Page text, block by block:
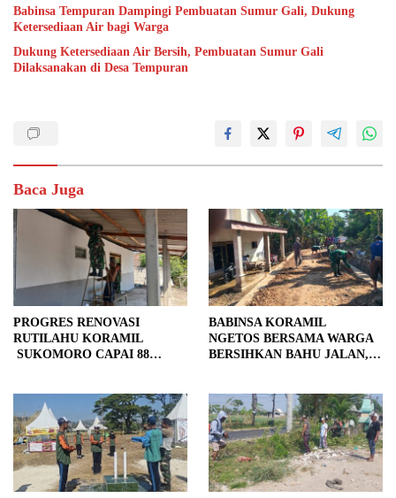
Babinsa Tempuran Dampingi Pembuatan Sumur Gali, Dukung
Ketersediaan Air bagi Warga
Dukung Ketersediaan Air Bersih, Pembuatan Sumur Gali
Dilaksanakan di Desa Tempuran
Baca Juga
PROGRES RENOVASI
RUTILAHU KORAMIL
SUKOMORO CAPAI 88
BABINSA KORAMIL
NGETOS BERSAMA WARGA
BERSIHKAN BAHU JALAN,